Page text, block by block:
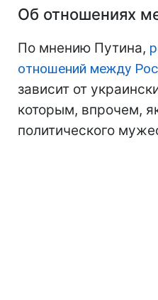
Об отношениях
По мнению Путина,
отношений между
зависит от
которым, впрочем,
политического